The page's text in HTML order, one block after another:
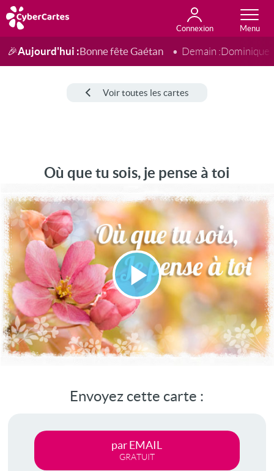
Connexion
Anniversaire
Fête du jour
Amour
Amitié
Merci
Toutes les cartes
🎉Aujourd'hui :Bonne fête Gaétan Demain :Dominique
Voir toutes les cartes
Où que tu sois, je pense à toi
Lire
la
vidéo
Envoyez cette carte :
par EMAIL
GRATUIT